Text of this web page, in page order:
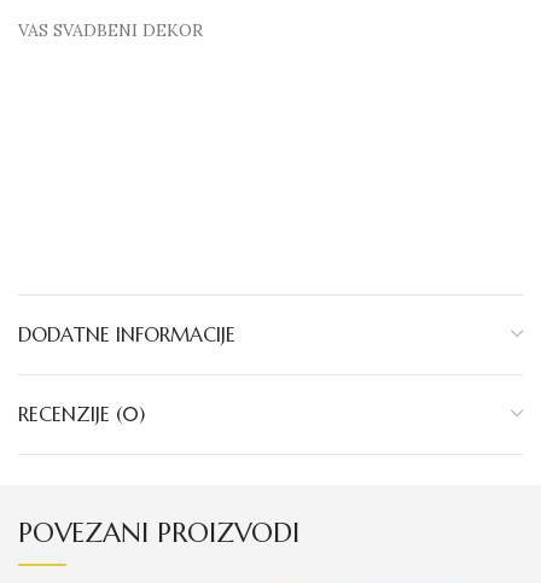
VAS SVADBENI DEKOR
DODATNE INFORMACIJE
RECENZIJE (0)
POVEZANI PROIZVODI